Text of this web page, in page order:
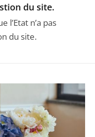
du site.
l’Etat n’a pas
du site.